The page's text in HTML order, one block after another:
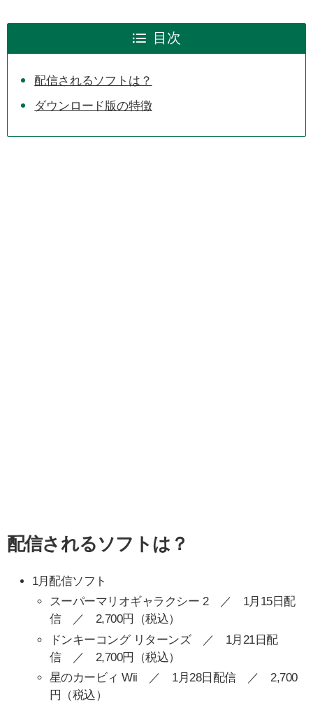
目次
配信されるソフトは？
ダウンロード版の特徴
配信されるソフトは？
1月配信ソフト
スーパーマリオギャラクシー 2 ／ 1月15日配
信 ／ 2,700円（税込）
ドンキーコング リターンズ ／ 1月21日配
信 ／ 2,700円（税込）
星のカービィ Wii ／ 1月28日配信 ／ 2,700
円（税込）